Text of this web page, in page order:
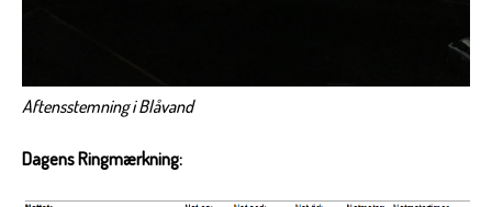
Aftensstemning i Blåvand
Dagens Ringmærkning: